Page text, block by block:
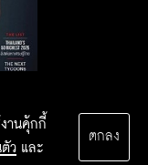
านคุ้กกี้
ตัว และ
ตกลง